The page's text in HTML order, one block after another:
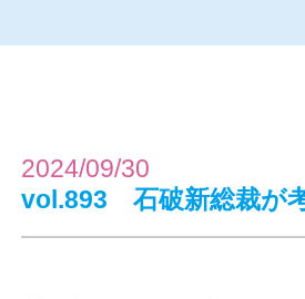
2024/09/30
vol.893 石破新総裁が